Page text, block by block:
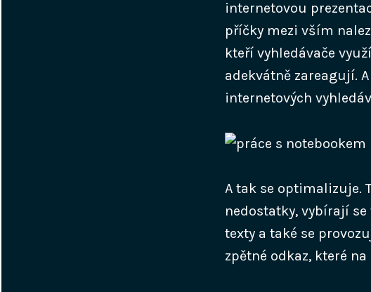
internetovou
příčky mezi vším
kteří vyhledávače
adekvátně zareagují.
internetových
A tak se optimalizuje.
nedostatky, vybírají
texty a také se
zpětné odkaz, které